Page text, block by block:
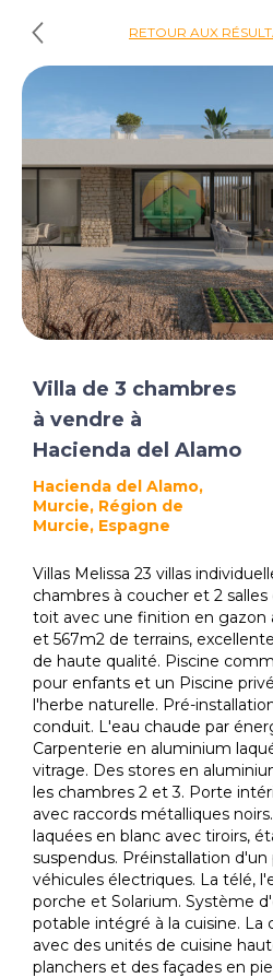
RETOUR AUX
Villa de 3 chambres
à vendre à
Hacienda del Alamo
Hacienda del Alamo,
Murcie, Région de
Murcie, Espagne
Villas Melissa 23 villas
chambres à coucher et 2 salles
toit avec une finition en gazon
et 567m2 de terrains,
de haute qualité. Piscine
pour enfants et un Piscine
l'herbe naturelle. Pré-
conduit. L'eau chaude par
Carpenterie en aluminium
vitrage. Des stores en
les chambres 2 et 3. Porte
avec raccords métalliques
laquées en blanc avec tiroirs,
suspendus. Préinstallation
véhicules électriques. La télé,
porche et Solarium. Système
potable intégré à la cuisine. La
avec des unités de cuisine
planchers et des façades en